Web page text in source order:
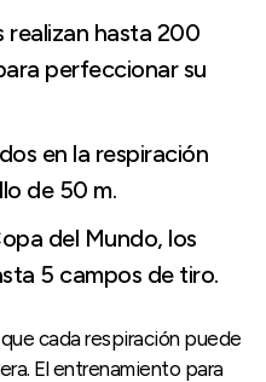
realizan hasta 200
perfeccionar su
en la respiración
de 50 m.
del Mundo, los
5 campos de tiro.
cada respiración puede
El entrenamiento para